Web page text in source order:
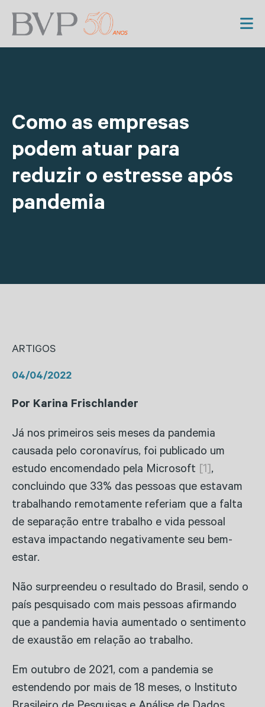
Como as empresas
podem atuar para
reduzir o estresse após
pandemia
ARTIGOS
04/04/2022
Por Karina Frischlander
Já nos primeiros seis meses da pandemia
causada pelo coronavírus, foi publicado um
estudo encomendado pela Microsoft [1],
concluindo que 33% das pessoas que estavam
trabalhando remotamente referiam que a falta
de separação entre trabalho e vida pessoal
estava impactando negativamente seu bem-
estar.
Não surpreendeu o resultado do Brasil, sendo o
país pesquisado com mais pessoas afirmando
que a pandemia havia aumentado o sentimento
de exaustão em relação ao trabalho.
Em outubro de 2021, com a pandemia se
estendendo por mais de 18 meses, o Instituto